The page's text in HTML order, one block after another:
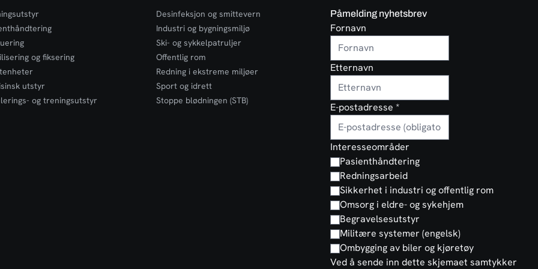
etter pasientens
på hver side gir sikkert
løft, mens skjulte hengsler
å brette båren for kompakt
Den lette, men robuste
gir høy mobilitet og pålitelig
ambulansetjeneste og
leveres med tre
for sikker transport og er
og fiksering
utstyr
og treningsutstyr
Desinfeksjon og smittevern
Industri og bygningsmiljø
Ski- og sykkelpatruljer
Offentlig rom
Redning i ekstreme miljøer
Sport og idrett
Stoppe blødningen (STB)
Påmelding nyhetsbrev
Fornavn
Etternavn
E-postadresse *
Interesseområder
Pasienthåndtering
Redningsarbeid
Sikkerhet i industri og offentlig rom
Omsorg i eldre- og sykehjem
Begravelsesutstyr
Militære systemer (engelsk)
Ombygging av biler og kjøretøy
Ved å sende inn dette skjemaet samtykker